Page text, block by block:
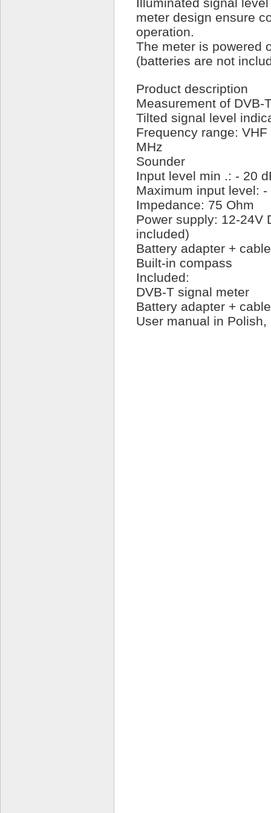
meter design ensure
operation.
The meter is powered
(batteries are not
Product description
Measurement of DVB-
Tilted signal level
Frequency range:
MHz
Sounder
Input level min .: - 20
Maximum input level: -
Impedance: 75 Ohm
Power supply: 12-24V
included)
Battery adapter +
Built-in compass
Included:
DVB-T signal meter
Battery adapter + cable
User manual in